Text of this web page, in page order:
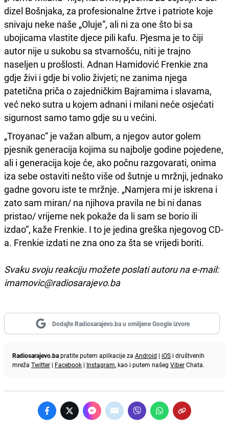
dizel Bošnjaka, za profesionalne žrtve i patriote koje
snivaju neke naše „Oluje“, ali ni za one što bi sa
ubojicama vlastite djece pili kafu. Pjesma je to čiji
autor nije u sukobu sa stvarnošću, niti je trajno
naseljen u prošlosti. Adnan Hamidović Frenkie zna
gdje živi i gdje bi volio živjeti; ne zanima njega
patetična priča o zajedničkim Bajramima i slavama,
već neko sutra u kojem adnani i milani neće osjećati
sigurnost samo tamo gdje su u većini.
„Troyanac“ je važan album, a njegov autor golem
pjesnik generacija kojima su najbolje godine pojedene,
ali i generacija koje će, ako počnu razgovarati, onima
iza sebe ostaviti nešto više od šutnje u mržnji, jednako
gadne govoru iste te mržnje. „Namjera mi je iskrena i
zato sam miran/ na njihova pravila ne bi ni danas
pristao/ vrijeme nek pokaže da li sam se borio ili
izdao“, kaže Frenkie. I to je jedina greška njegovog CD-
a. Frenkie izdati ne zna ono za šta se vrijedi boriti.
Svaku svoju reakciju možete poslati autoru na e-mail:
imamovic@radiosarajevo.ba
Dodajte Radiosarajevo.ba u omiljene Google izvore
Radiosarajevo.bapratite putem aplikacije za Android | iOS i društvenih
mreža Twitter | Facebook | Instagram, kao i putem našeg ViberChata.